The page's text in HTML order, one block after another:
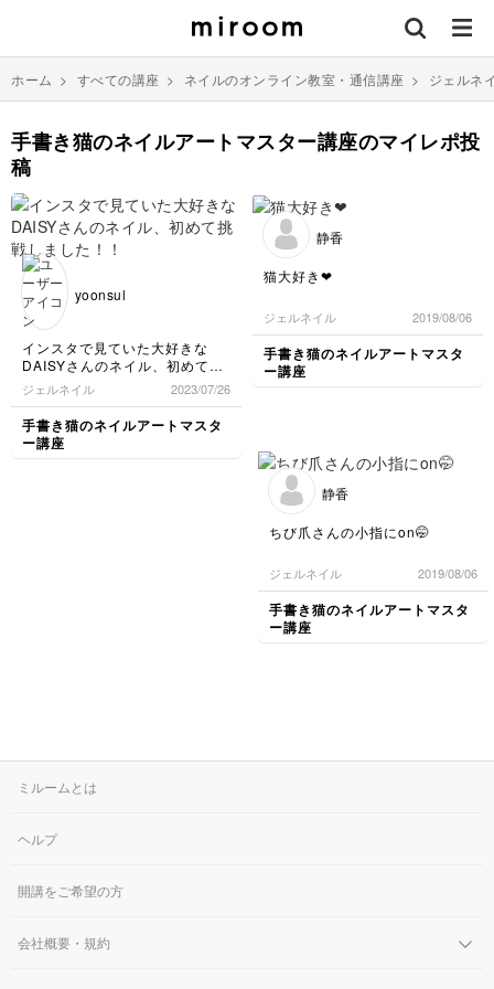
ホーム > すべての講座 > ネイルのオンライン教室・通信講座 > ジェルネ
手書き猫のネイルアートマスター講座のマイレポ投
稿
yoonsul
インスタで見ていた大好きな
DAISYさんのネイル、初めて挑
戦しました！！目と口が難しか
ったです、、これからもチャレ
ンジし続けます！！
ジェルネイル 2023/07/26
手書き猫のネイルアートマスタ
ー講座
静香
猫大好き❤
ジェルネイル 2019/08/06
手書き猫のネイルアートマスタ
ー講座
静香
ちび爪さんの小指にon🤭
ジェルネイル 2019/08/06
手書き猫のネイルアートマスタ
ー講座
ミルームとは
ヘルプ
開講をご希望の方
会社概要・規約